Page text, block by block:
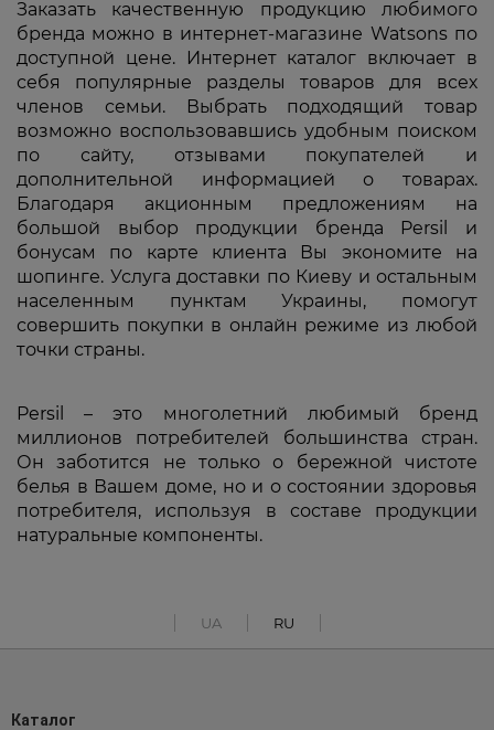
Заказать качественную продукцию любимого
бренда можно в интернет-магазине Watsons по
доступной цене. Интернет каталог включает в
себя популярные разделы товаров для всех
членов семьи. Выбрать подходящий товар
возможно воспользовавшись удобным поиском
по сайту, отзывами покупателей и
дополнительной информацией о товарах.
Благодаря акционным предложениям на
большой выбор продукции бренда Persil и
бонусам по карте клиента Вы экономите на
шопинге. Услуга доставки по Киеву и остальным
населенным пунктам Украины, помогут
совершить покупки в онлайн режиме из любой
точки страны.
Persil – это многолетний любимый бренд
миллионов потребителей большинства стран.
Он заботится не только о бережной чистоте
белья в Вашем доме, но и о состоянии здоровья
потребителя, используя в составе продукции
натуральные компоненты.
UA RU
Каталог